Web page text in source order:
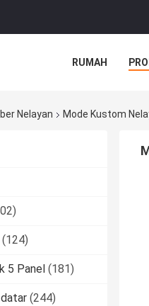
RUMAH
Nelayan Mode Kustom
(124)
5 Panel (181)
(244)